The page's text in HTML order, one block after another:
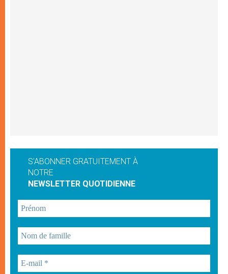
S'ABONNER GRATUITEMENT À
NOTRE
NEWSLETTER QUOTIDIENNE